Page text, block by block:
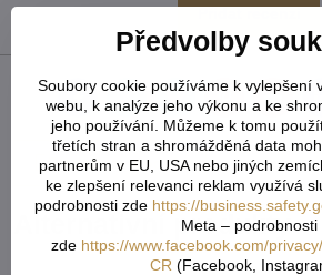
FacebookTwitterBlueskyPinterestReddit
Předchozí produkt
Alternativní produkty
Předvolby
Soubory cookie používáme k vylepšení
webu, k analýze jeho výkonu a ke
jeho používání. Můžeme k tomu
třetích stran a shromážděná data
partnerům v EU, USA nebo jiných
ke zlepšení relevanci reklam využívá
podrobnosti zde https://
Meta – podrobnosti
zde https://www.facebook.com/
CR (Facebook,